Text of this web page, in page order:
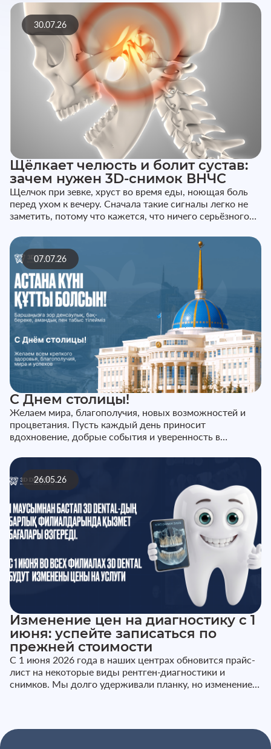
30.07.26
Щёлкает челюсть и болит сустав:
зачем нужен 3D-снимок ВНЧС
Щелчок при зевке, хруст во время еды, ноющая боль
перед ухом к вечеру. Сначала такие сигналы легко не
заметить, потому что кажется, что ничего серьёзного
07.07.26
С Днем столицы!
Желаем мира, благополучия, новых возможностей и
процветания. Пусть каждый день приносит
вдохновение, добрые события и уверенность в
26.05.26
Изменение цен на диагностику с 1
июня: успейте записаться по
прежней стоимости
С 1 июня 2026 года в наших центрах обновится прайс-
лист на некоторые виды рентген-диагностики и
снимков. Мы долго удерживали планку, но изменение